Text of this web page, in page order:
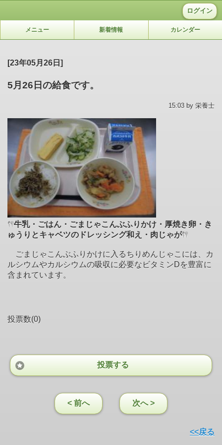
ログイン
メニュー 新着情報 カレンダー
[23年05月26日]
5月26日の給食です。
15:03 by 栄養士
牛乳・ごはん・ごまじゃこんぶふりかけ・厚焼き卵・き
ゅうりとキャベツのドレッシング和え・肉じゃが
ごまじゃこんぶふりかけに入るちりめんじゃこには、カ
ルシウムやカルシウムの吸収に必要なビタミンDを豊富に
含まれています。
投票数(0)
投票する
< 前へ 次へ >
<<戻る